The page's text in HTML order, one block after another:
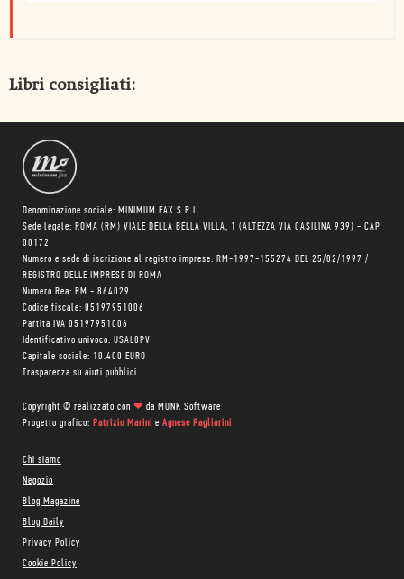
Libri consigliati:
Denominazione sociale: MINIMUM FAX S.R.L.
Sede legale: ROMA (RM) VIALE DELLA BELLA VILLA, 1 (ALTEZZA VIA CASILINA 939) - CAP
00172
Numero e sede di iscrizione al registro imprese: RM-1997-155274 DEL 25/02/1997 /
REGISTRO DELLE IMPRESE DI ROMA
Numero Rea: RM - 864029
Codice fiscale: 05197951006
Partita IVA 05197951006
Identificativo univoco: USAL8PV
Capitale sociale: 10.400 EURO
Trasparenza su aiuti pubblici
Copyright © realizzato con ❤ da MONK Software
Progetto grafico: Patrizio Marini e Agnese Pagliarini
Chi siamo
Negozio
Blog Magazine
Blog Daily
Privacy Policy
Cookie Policy